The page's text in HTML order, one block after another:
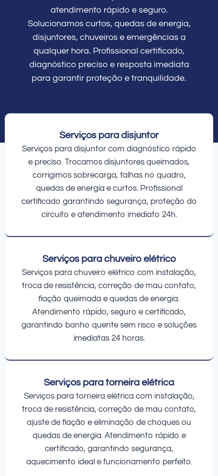
atendimento rápido e seguro.
Solucionamos curtos, quedas de energia,
disjuntores, chuveiros e emergências a
qualquer hora. Profissional certificado,
diagnóstico preciso e resposta imediata
para garantir proteção e tranquilidade.
Serviços para disjuntor
Serviços para disjuntor com diagnóstico rápido
e preciso. Trocamos disjuntores queimados,
corrigimos sobrecarga, falhas no quadro,
quedas de energia e curtos. Profissional
certificado garantindo segurança, proteção do
circuito e atendimento imediato 24h.
Serviços para chuveiro elétrico
Serviços para chuveiro elétrico com instalação,
troca de resistência, correção de mau contato,
fiação queimada e quedas de energia.
Atendimento rápido, seguro e certificado,
garantindo banho quente sem risco e soluções
imediatas 24 horas.
Serviços para torneira elétrica
Serviços para torneira elétrica com instalação,
troca de resistência, correção de mau contato,
ajuste de fiação e eliminação de choques ou
quedas de energia. Atendimento rápido e
certificado, garantindo segurança,
aquecimento ideal e funcionamento perfeito.